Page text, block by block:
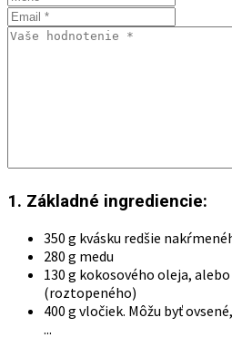
1. Základné ingrediencie:
350 g kvásku redšie
280 g medu
130 g kokosového oleja,
(roztopeného)
400 g vločiek. Môžu byť
...